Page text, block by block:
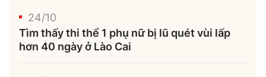
24/10
Tìm thấy thi thể 1 phụ nữ bị lũ quét vùi lấp
hơn 40 ngày ở Lào Cai